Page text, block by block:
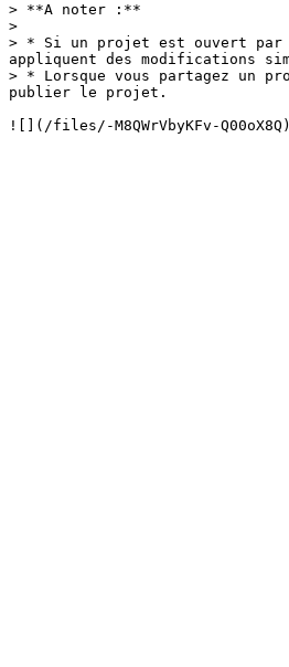
> **A noter :**
>
> * Si un projet est ouvert
appliquent des modifications
> * Lorsque vous partagez un
publier le projet.